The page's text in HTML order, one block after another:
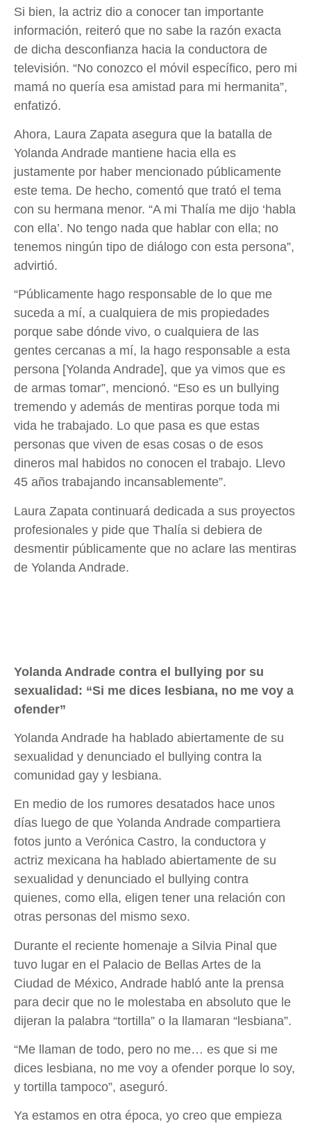
Si bien, la actriz dio a conocer tan importante
información, reiteró que no sabe la razón exacta
de dicha desconfianza hacia la conductora de
televisión. “No conozco el móvil específico, pero mi
mamá no quería esa amistad para mi hermanita”,
enfatizó.
Ahora, Laura Zapata asegura que la batalla de
Yolanda Andrade mantiene hacia ella es
justamente por haber mencionado públicamente
este tema. De hecho, comentó que trató el tema
con su hermana menor. “A mi Thalía me dijo ‘habla
con ella’. No tengo nada que hablar con ella; no
tenemos ningún tipo de diálogo con esta persona”,
advirtió.
“Públicamente hago responsable de lo que me
suceda a mí, a cualquiera de mis propiedades
porque sabe dónde vivo, o cualquiera de las
gentes cercanas a mí, la hago responsable a esta
persona [Yolanda Andrade], que ya vimos que es
de armas tomar”, mencionó. “Eso es un bullying
tremendo y además de mentiras porque toda mi
vida he trabajado. Lo que pasa es que estas
personas que viven de esas cosas o de esos
dineros mal habidos no conocen el trabajo. Llevo
45 años trabajando incansablemente”.
Laura Zapata continuará dedicada a sus proyectos
profesionales y pide que Thalía si debiera de
desmentir públicamente que no aclare las mentiras
de Yolanda Andrade.
Yolanda Andrade contra el bullying por su
sexualidad: “Si me dices lesbiana, no me voy a
ofender”
Yolanda Andrade ha hablado abiertamente de su
sexualidad y denunciado el bullying contra la
comunidad gay y lesbiana.
En medio de los rumores desatados hace unos
días luego de que Yolanda Andrade compartiera
fotos junto a Verónica Castro, la conductora y
actriz mexicana ha hablado abiertamente de su
sexualidad y denunciado el bullying contra
quienes, como ella, eligen tener una relación con
otras personas del mismo sexo.
Durante el reciente homenaje a Silvia Pinal que
tuvo lugar en el Palacio de Bellas Artes de la
Ciudad de México, Andrade habló ante la prensa
para decir que no le molestaba en absoluto que le
dijeran la palabra “tortilla” o la llamaran “lesbiana”.
“Me llaman de todo, pero no me… es que si me
dices lesbiana, no me voy a ofender porque lo soy,
y tortilla tampoco”, aseguró.
Ya estamos en otra época, yo creo que empieza